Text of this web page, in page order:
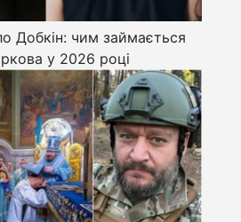
Добкін: чим займається
у 2026 році